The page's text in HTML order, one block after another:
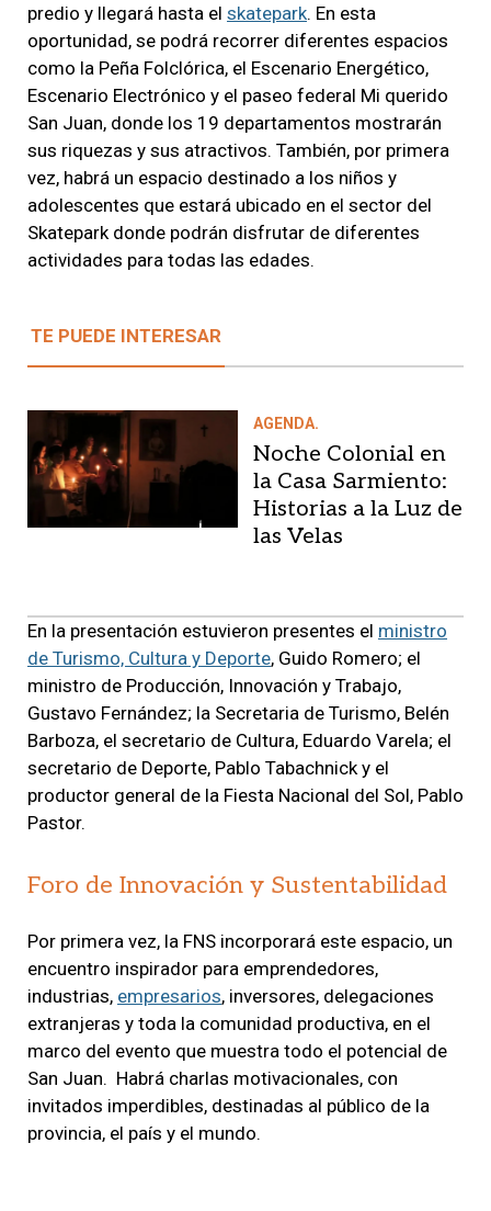
predio y llegará hasta el skatepark. En esta
oportunidad, se podrá recorrer diferentes espacios
como la Peña Folclórica, el Escenario Energético,
Escenario Electrónico y el paseo federal Mi querido
San Juan, donde los 19 departamentos mostrarán
sus riquezas y sus atractivos. También, por primera
vez, habrá un espacio destinado a los niños y
adolescentes que estará ubicado en el sector del
Skatepark donde podrán disfrutar de diferentes
actividades para todas las edades.
TE PUEDE INTERESAR
AGENDA.
Noche Colonial en
la Casa Sarmiento:
Historias a la Luz de
las Velas
En la presentación estuvieron presentes el ministro
de Turismo, Cultura y Deporte, Guido Romero; el
ministro de Producción, Innovación y Trabajo,
Gustavo Fernández; la Secretaria de Turismo, Belén
Barboza, el secretario de Cultura, Eduardo Varela; el
secretario de Deporte, Pablo Tabachnick y el
productor general de la Fiesta Nacional del Sol, Pablo
Pastor.
Foro de Innovación y Sustentabilidad
Por primera vez, la FNS incorporará este espacio, un
encuentro inspirador para emprendedores,
industrias, empresarios, inversores, delegaciones
extranjeras y toda la comunidad productiva, en el
marco del evento que muestra todo el potencial de
San Juan. Habrá charlas motivacionales, con
invitados imperdibles, destinadas al público de la
provincia, el país y el mundo.